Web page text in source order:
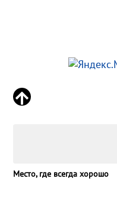
Место, где всегда хорошо